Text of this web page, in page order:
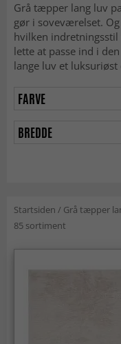
Grå tæpper lang luv
gør i soveværelset.
hvilken
lette at passe ind i
lange luv et
FARVE
BREDDE
Startsiden / Grå tæpper
85 sortiment